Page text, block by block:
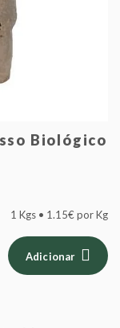
Biológico
1 Kgs • 1.15€ por Kg
Adicionar